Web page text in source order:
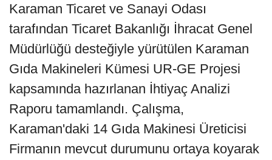
Karaman Ticaret ve Sanayi Odası
tarafından Ticaret Bakanlığı İhracat Genel
Müdürlüğü desteğiyle yürütülen Karaman
Gıda Makineleri Kümesi UR-GE Projesi
kapsamında hazırlanan İhtiyaç Analizi
Raporu tamamlandı. Çalışma,
Karaman'daki 14 Gıda Makinesi Üreticisi
Firmanın mevcut durumunu ortaya koyarak